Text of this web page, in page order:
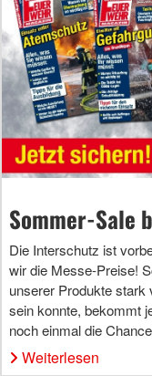
Sommer-Sale
Die Interschutz ist
wir die Messe-Preise!
unserer Produkte stark
sein konnte, bekommt
noch einmal die
Weiterlesen